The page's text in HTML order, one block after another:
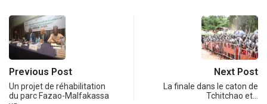
Previous Post
Un projet de réhabilitation
du parc Fazao-Malfakassa
Next Post
La finale dans le caton de
Tchitchao et…